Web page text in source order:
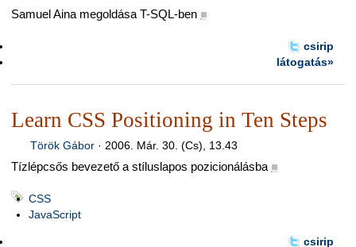
Samuel Aina megoldása T-SQL-ben ■
csirip
látogatás»
Learn CSS Positioning in Ten Steps
Török Gábor· 2006. Már. 30. (Cs), 13.43
Tízlépcsős bevezető a stíluslapos pozicionálásba ■
CSS
JavaScript
csirip